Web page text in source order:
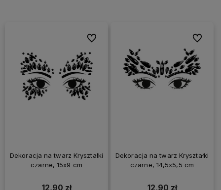
Dekoracja na twarz Kryształki
czarne, 15x9 cm
12,90 zł
Do ulubionych
Dekoracja na twarz Kryształki
czarne, 14,5x5,5 cm
12,90 zł
Do